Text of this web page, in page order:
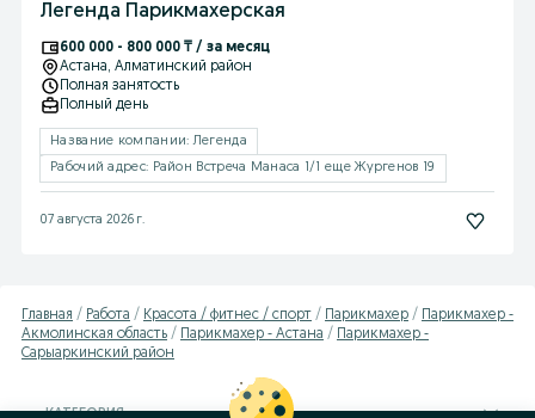
Легенда Парикмахерская
600 000 - 800 000 ₸ / за месяц
Астана, Алматинский район
Полная занятость
Полный день
Название компании: Легенда
Рабочий адрес: Район Встреча Манаса 1/1 еще Жургенов 19
07 августа 2026 г.
Главная Работа Красота / фитнес / спорт Парикмахер
Парикмахер -
Акмолинская область
Парикмахер - Астана
Парикмахер -
Сарыаркинский район
КАТЕГОРИЯ